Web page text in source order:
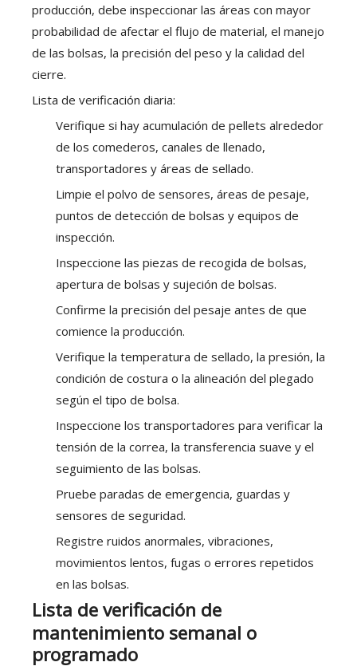
producción, debe inspeccionar las áreas con mayor
probabilidad de afectar el flujo de material, el manejo
de las bolsas, la precisión del peso y la calidad del
cierre.
Lista de verificación diaria:
Verifique si hay acumulación de pellets alrededor
de los comederos, canales de llenado,
transportadores y áreas de sellado.
Limpie el polvo de sensores, áreas de pesaje,
puntos de detección de bolsas y equipos de
inspección.
Inspeccione las piezas de recogida de bolsas,
apertura de bolsas y sujeción de bolsas.
Confirme la precisión del pesaje antes de que
comience la producción.
Verifique la temperatura de sellado, la presión, la
condición de costura o la alineación del plegado
según el tipo de bolsa.
Inspeccione los transportadores para verificar la
tensión de la correa, la transferencia suave y el
seguimiento de las bolsas.
Pruebe paradas de emergencia, guardas y
sensores de seguridad.
Registre ruidos anormales, vibraciones,
movimientos lentos, fugas o errores repetidos
en las bolsas.
Lista de verificación de
mantenimiento semanal o
programado